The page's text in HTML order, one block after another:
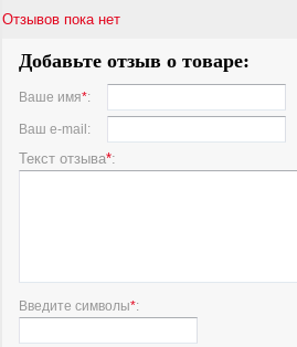
Отзывов пока нет
Добавьте отзыв о товаре:
Ваше имя*:
Ваш e-mail:
Текст отзыва*:
Введите символы*: